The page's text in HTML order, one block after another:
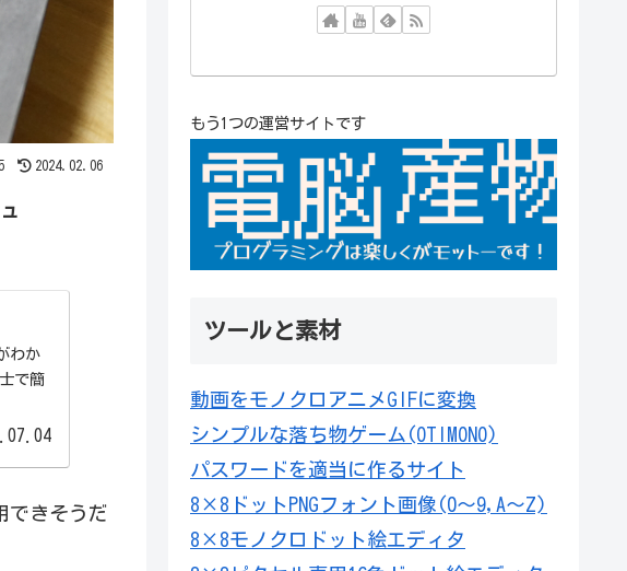
2024.02.06
わか
で簡
できそうだ
もう1つの運営サイトです
ツールと素材
動画をモノクロアニメGIFに変換
シンプルな落ち物ゲーム(OTIMONO)
パスワードを適当に作るサイト
8×8ドットPNGフォント画像(0～9,A～Z)
8×8モノクロドット絵エディタ